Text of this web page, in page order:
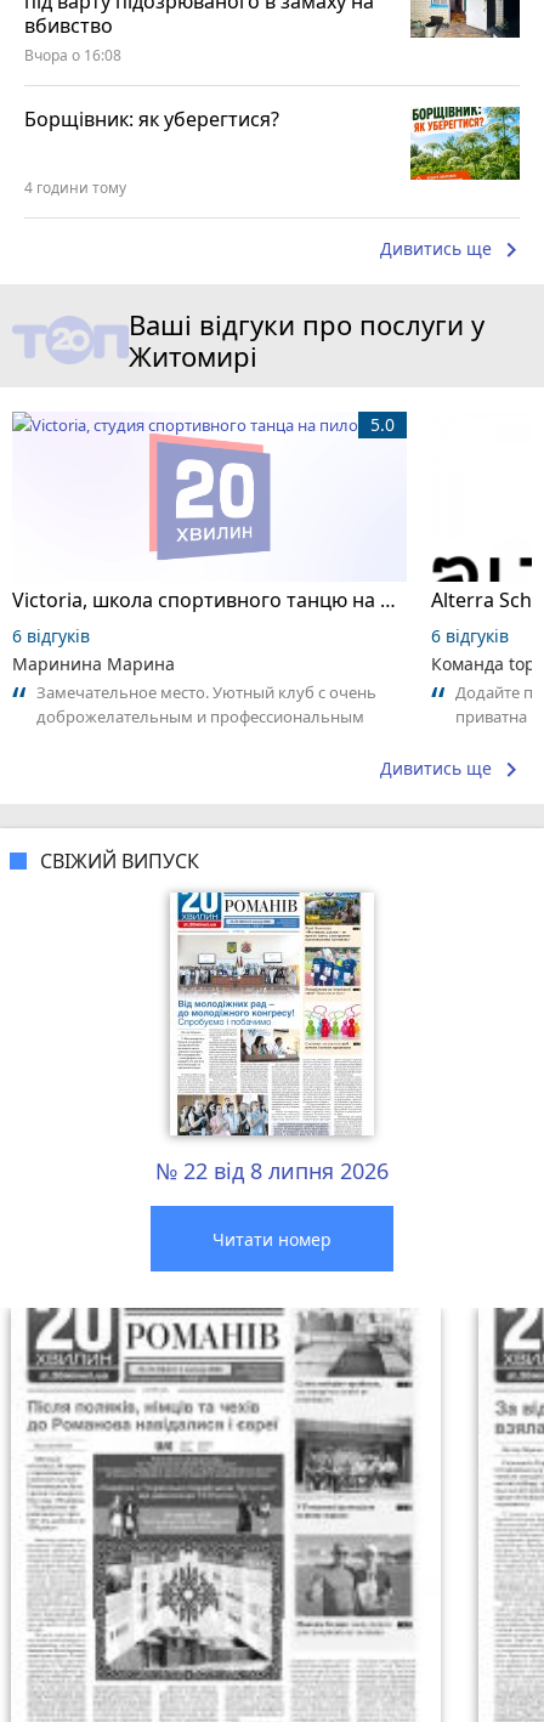
вбивство
Вчора о 16:08
Борщівник: як уберегтися?
4 години тому
Дивитись ще keyboard_arrow_right
Ваші відгуки про послуги у
Житомирі
Victoria, школа спортивного танцю на пілоні
5.0
6 відгуків
Маринина Марина
Замечательное место. Уютный клуб с очень
доброжелательным и профессиональным
6 відгуків
Команда
Додайте
приватна
Дивитись ще keyboard_arrow_right
СВІЖИЙ ВИПУСК
№ 22 від 8 липня 2026
Читати номер